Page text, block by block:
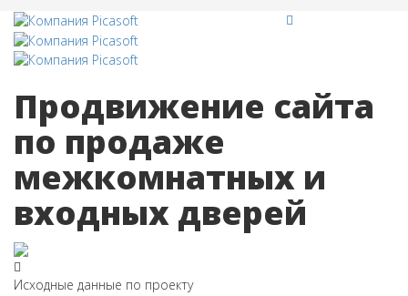
Продвижение сайта
по продаже
межкомнатных и
входных дверей
Исходные данные по проекту